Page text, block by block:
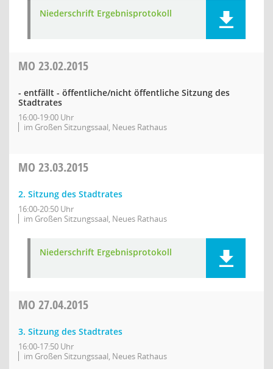
Niederschrift Ergebnisprotokoll
MO 23.02.2015
- entfällt - öffentliche/nicht öffentliche Sitzung des
Stadtrates
16:00-19:00 Uhr
im Großen Sitzungssaal, Neues Rathaus
MO 23.03.2015
2. Sitzung des Stadtrates
16:00-20:50 Uhr
im Großen Sitzungssaal, Neues Rathaus
Niederschrift Ergebnisprotokoll
MO 27.04.2015
3. Sitzung des Stadtrates
16:00-17:50 Uhr
im Großen Sitzungssaal, Neues Rathaus